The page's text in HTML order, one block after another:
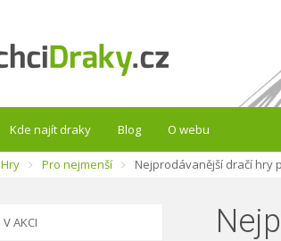
Kde najít draky Blog O webu
Hry Pro nejmenší Nejprodávanější dračí hry
V AKCI